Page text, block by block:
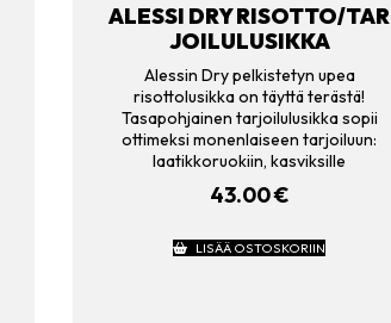
ALESSI DRY RISOTTO/TAR
JOILULUSIKKA
Alessin Dry pelkistetyn upea
risottolusikka on täyttä terästä!
Tasapohjainen tarjoilulusikka sopii
ottimeksi monenlaiseen tarjoiluun:
laatikkoruokiin, kasviksille
43.00€
LISÄÄ OSTOSKORIIN